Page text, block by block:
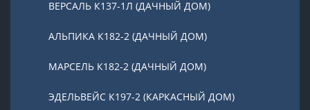
ВЕРСАЛЬ К137-1Л (ДАЧНЫЙ ДОМ)
АЛЬПИКА К182-2 (ДАЧНЫЙ ДОМ)
МАРСЕЛЬ К182-2 (ДАЧНЫЙ ДОМ)
ЭДЕЛЬВЕЙС К197-2 (КАРКАСНЫЙ ДОМ)